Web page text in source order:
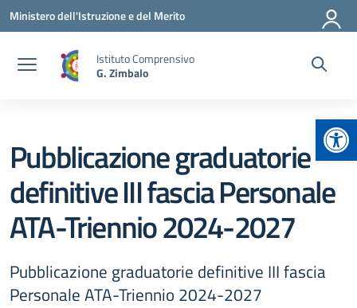
Vai ai contenuti
Vai al menu di navigazione
Vai al footer
Ministero dell'Istruzione e del Merito
Istituto Comprensivo
G. Zimbalo
Pubblicazione graduatorie
definitive III fascia Personale
ATA-Triennio 2024-2027
Pubblicazione graduatorie definitive III fascia
Personale ATA-Triennio 2024-2027